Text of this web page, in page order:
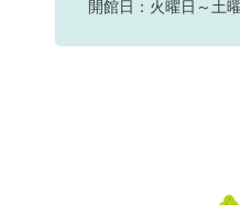
開館日：火曜日～土